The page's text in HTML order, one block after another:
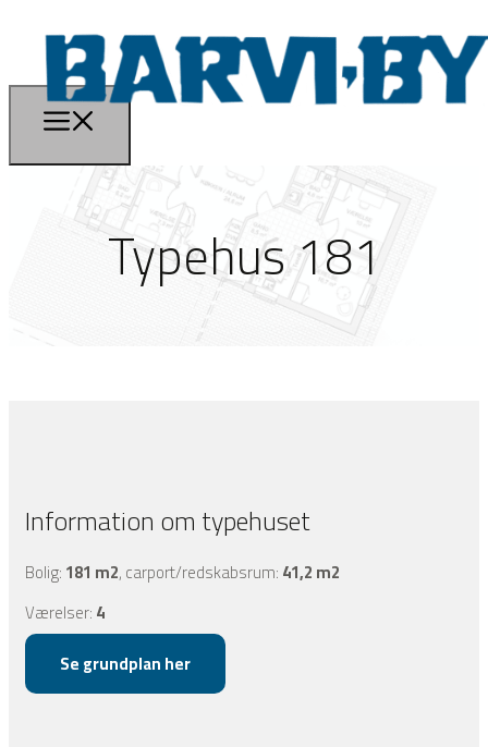
Typehus 181
Information om typehuset
​Bolig:181 m2, carport/redskabsrum:41,2 m2
Værelser:4
Se grundplan her